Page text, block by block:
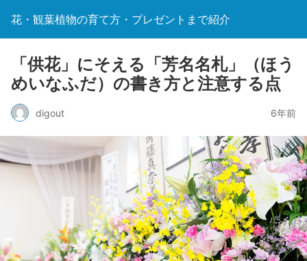
花・観葉植物の育て方・プレゼントまで紹介
「供花」にそえる「芳名名札」（ほう
めいなふだ）の書き方と注意する点
digout 6年前